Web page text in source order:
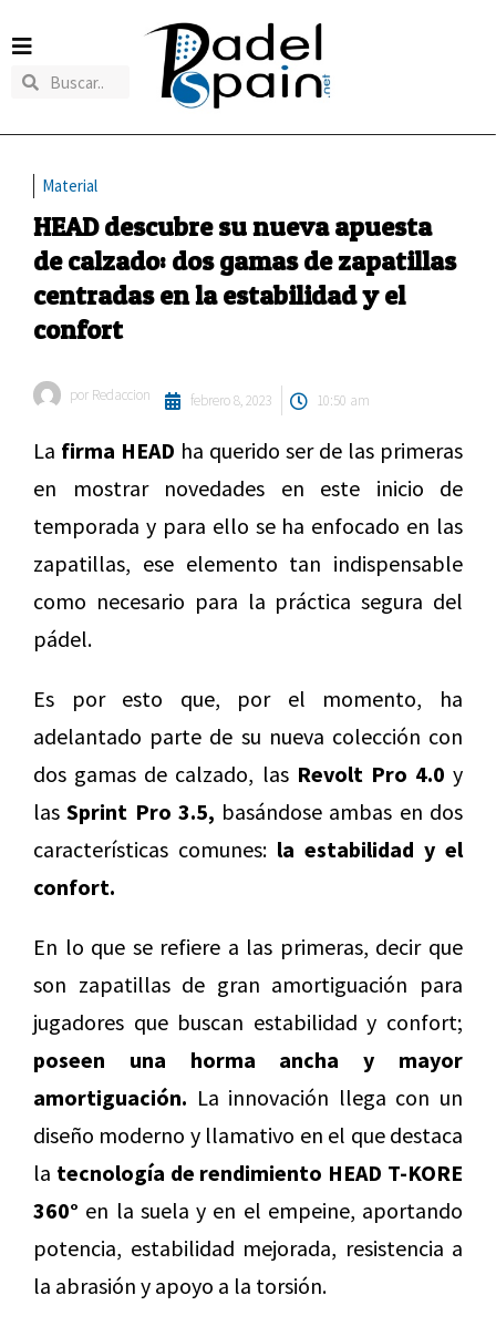
Material
HEAD descubre su nueva apuesta
de calzado: dos gamas de zapatillas
centradas en la estabilidad y el
confort
por Redaccion febrero 8, 2023 10:50 am
La firma HEAD ha querido ser de las primeras
en mostrar novedades en este inicio de
temporada y para ello se ha enfocado en las
zapatillas, ese elemento tan indispensable
como necesario para la práctica segura del
pádel.
Es por esto que, por el momento, ha
adelantado parte de su nueva colección con
dos gamas de calzado, las Revolt Pro 4.0 y
lasSprint Pro 3.5, basándose ambas en dos
características comunes: la estabilidad y el
confort.
En lo que se refiere a las primeras, decir que
son zapatillas de gran amortiguación para
jugadores que buscan estabilidad y confort;
poseen una horma ancha y mayor
amortiguación. La innovación llega con un
diseño moderno y llamativo en el que destaca
la tecnología de rendimiento HEAD T-KORE
360° en la suela y en el empeine, aportando
potencia, estabilidad mejorada, resistencia a
la abrasión y apoyo a la torsión.